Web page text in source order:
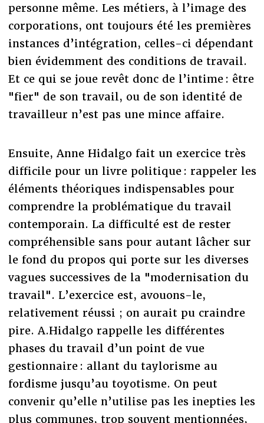
personne même. Les métiers, à l’image des
corporations, ont toujours été les premières
instances d’intégration, celles-ci dépendant
bien évidemment des conditions de travail.
Et ce qui se joue revêt donc de l’intime : être
"fier" de son travail, ou de son identité de
travailleur n’est pas une mince affaire.
Ensuite, Anne Hidalgo fait un exercice très
difficile pour un livre politique : rappeler les
éléments théoriques indispensables pour
comprendre la problématique du travail
contemporain. La difficulté est de rester
compréhensible sans pour autant lâcher sur
le fond du propos qui porte sur les diverses
vagues successives de la "modernisation du
travail". L’exercice est, avouons-le,
relativement réussi ; on aurait pu craindre
pire. A.Hidalgo rappelle les différentes
phases du travail d’un point de vue
gestionnaire : allant du taylorisme au
fordisme jusqu’au toyotisme. On peut
convenir qu’elle n’utilise pas les inepties les
plus communes, trop souvent mentionnées,